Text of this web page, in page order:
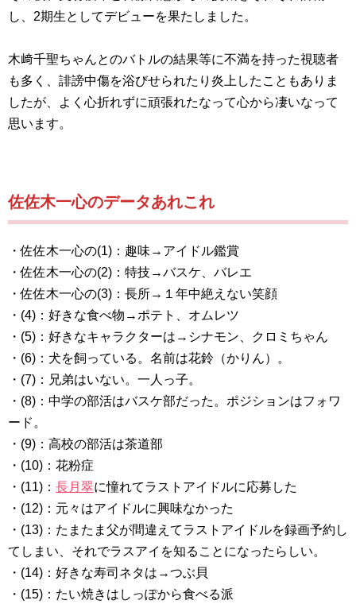
し、2期生としてデビューを果たしました。
木﨑千聖ちゃんとのバトルの結果等に不満を持った視聴者
も多く、誹謗中傷を浴びせられたり炎上したこともありま
したが、よく心折れずに頑張れたなって心から凄いなって
思います。
佐佐木一心のデータあれこれ
・佐佐木一心の(1)：趣味→アイドル鑑賞
・佐佐木一心の(2)：特技→バスケ、バレエ
・佐佐木一心の(3)：長所→１年中絶えない笑顔
・(4)：好きな食べ物→ポテト、オムレツ
・(5)：好きなキャラクターは→シナモン、クロミちゃん
・(6)：犬を飼っている。名前は花鈴（かりん）。
・(7)：兄弟はいない。一人っ子。
・(8)：中学の部活はバスケ部だった。ポジションはフォワ
ード。
・(9)：高校の部活は茶道部
・(10)：花粉症
・(11)： 長月翠に憧れてラストアイドルに応募した
・(12)：元々はアイドルに興味なかった
・(13)：たまたま父が間違えてラストアイドルを録画予約し
てしまい、それでラスアイを知ることになったらしい。
・(14)：好きな寿司ネタは→つぶ貝
・(15)：たい焼きはしっぽから食べる派